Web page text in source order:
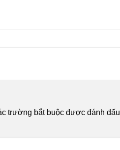
trường bắt buộc được đánh dấu